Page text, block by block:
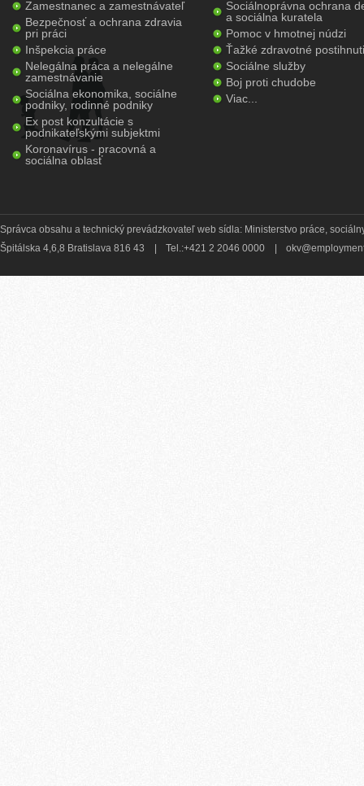
Zamestnanec a zamestnávateľ
Bezpečnosť a ochrana zdravia
pri práci
Inšpekcia práce
Nelegálna práca a nelegálne
zamestnávanie
Sociálna ekonomika, sociálne
podniky, rodinné podniky
Ex post konzultácie s
podnikateľskými subjektmi
Koronavírus - pracovná a
sociálna oblasť
Sociálnoprávna ochrana
a sociálna kuratela
Pomoc v hmotnej núdzi
Ťažké zdravotné
Sociálne služby
Boj proti chudobe
Viac...
Správca obsahu a technický prevádzkovateľ web sídla: Ministerstvo práce,
Špitálska 4,6,8 Bratislava 816 43
Tel.:+421 2 2046 0000